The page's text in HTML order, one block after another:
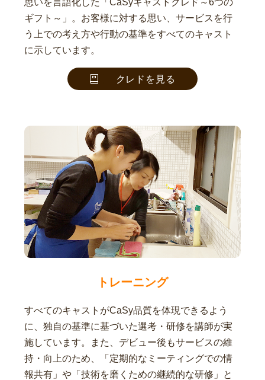
ギフト～」。お客様に対する思い、サービスを行
う上での考え方や行動の基準をすべてのキャスト
に示しています。
クレドを見る
トレーニング
すべてのキャストがCaSy品質を体現できるよう
に、独自の基準に基づいた選考・研修を講師が実
施しています。また、デビュー後もサービスの維
持・向上のため、「定期的なミーティングでの情
報共有」や「技術を磨くための継続的な研修」と